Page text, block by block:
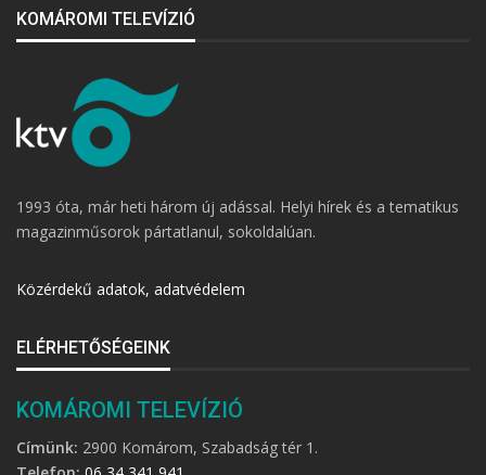
KOMÁROMI TELEVÍZIÓ
1993 óta, már heti három új adással. Helyi hírek és a tematikus
magazinműsorok pártatlanul, sokoldalúan.
Közérdekű adatok, adatvédelem
ELÉRHETŐSÉGEINK
KOMÁROMI TELEVÍZIÓ
Címünk: 2900 Komárom, Szabadság tér 1.